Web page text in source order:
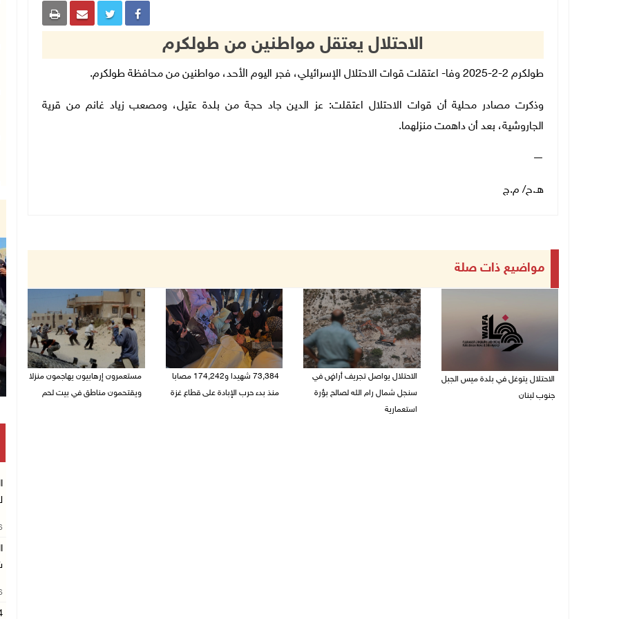
الاحتلال يعتقل مواطنين من طولكرم
طولكرم 2-2-2025 وفا- اعتقلت قوات الاحتلال الإسرائيلي، فجر اليوم الأحد، مواطنين من محافظة طولكرم.
وذكرت مصادر محلية أن قوات الاحتلال اعتقلت: عز الدين جاد حجة من بلدة عتيل، ومصعب زياد غانم من قرية
الجاروشية، بعد أن داهمت منزلهما.
—
هـ.ح/ م.ج
مواضيع ذات صلة
الاحتلال يتوغل في بلدة ميس الجبل
جنوب لبنان
الاحتلال يواصل تجريف أراضٍ في
سنجل شمال رام الله لصالح بؤرة
استعمارية
73,384 شهيدا و174,242 مصابا
منذ بدء حرب الإبادة على قطاع غزة
مستعمرون إرهابيون يهاجمون منزلا
ويقتحمون مناطق في بيت لحم